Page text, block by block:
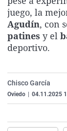
juego, la
Agudín, con
patines y el
deportivo.
Chisco García
Oviedo 04.11.2025